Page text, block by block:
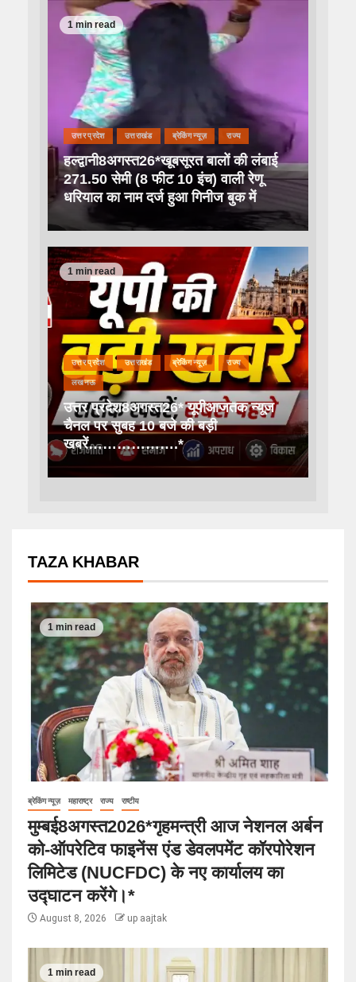
1 min read
उत्तर प्रदेश उत्तराखंड ब्रेकिंग न्यूज़ राज्य
हल्द्वानी8अगस्त26*खूबसूरत बालों की लंबाई
271.50 सेमी (8 फीट 10 इंच) वाली रेणू
धरियाल का नाम दर्ज हुआ गिनीज बुक में
1 min read
उत्तर प्रदेश उत्तराखंड ब्रेकिंग न्यूज़ राज्य
लखनऊ
उत्तर प्रदेश8अगस्त26* यूपीआजतक न्यूज
चैनल पर सुबह 10 बजे की बड़ी
खबरें……………….*
TAZA KHABAR
1 min read
ब्रेकिंग न्यूज़ महाराष्ट्र राज्य राष्टीय
मुम्बई8अगस्त2026*गृहमन्त्री आज नेशनल अर्बन
को-ऑपरेटिव फाइनेंस एंड डेवलपमेंट कॉरपोरेशन
लिमिटेड (NUCFDC) के नए कार्यालय का
उद्घाटन करेंगे।*
August 8, 2026 up aajtak
1 min read